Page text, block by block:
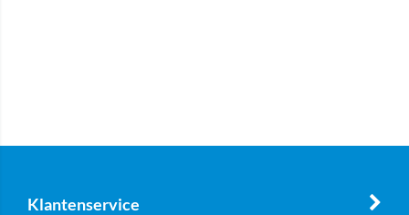
Klantenservice